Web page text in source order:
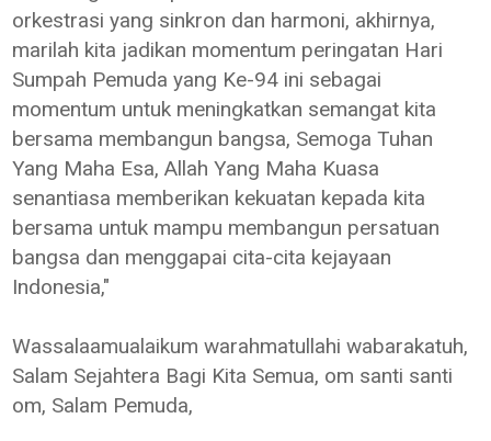
orkestrasi yang sinkron dan harmoni, akhirnya,
marilah kita jadikan momentum peringatan Hari
Sumpah Pemuda yang Ke-94 ini sebagai
momentum untuk meningkatkan semangat kita
bersama membangun bangsa, Semoga Tuhan
Yang Maha Esa, Allah Yang Maha Kuasa
senantiasa memberikan kekuatan kepada kita
bersama untuk mampu membangun persatuan
bangsa dan menggapai cita-cita kejayaan
Indonesia,"
Wassalaamualaikum warahmatullahi wabarakatuh,
Salam Sejahtera Bagi Kita Semua, om santi santi
om, Salam Pemuda,